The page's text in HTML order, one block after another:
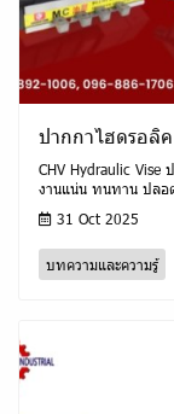
ปากกาไฮดรอลิ
CHV Hydraulic Vise
งานแน่น ทนทาน ปลอ
31 Oct 2025
บทความและความรู้